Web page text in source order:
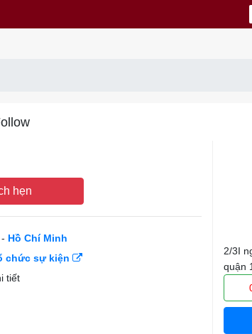
hẹn
- Hồ Chí Minh
chức sự kiện
tiết
2/3I
quận 1